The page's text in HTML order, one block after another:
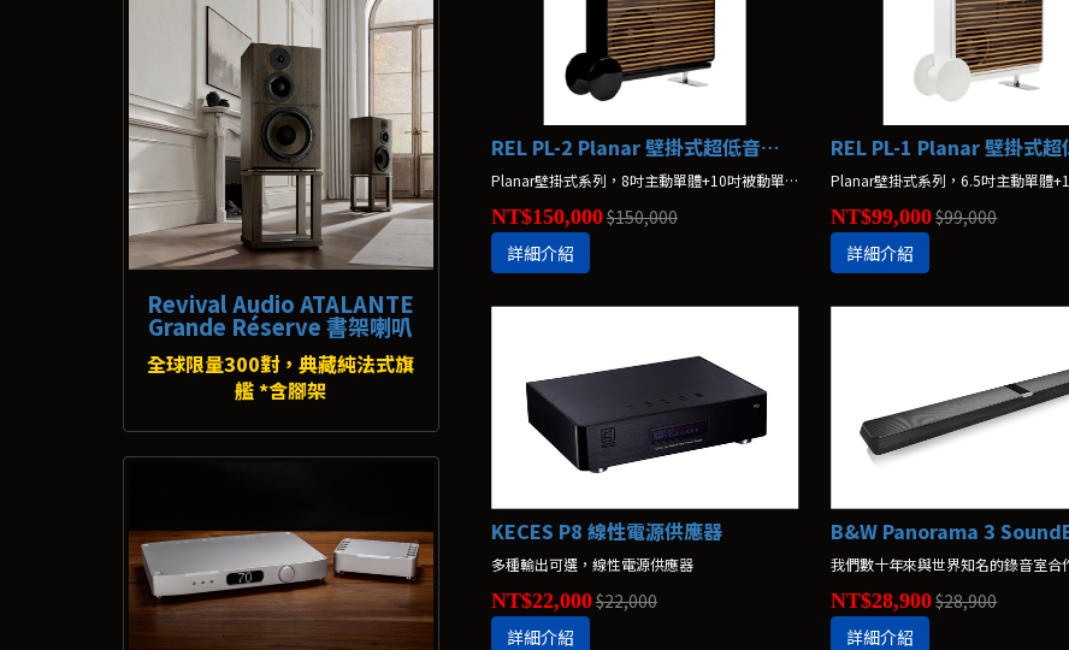
Revival Audio ATALANTE
Grande Réserve 書架喇叭
全球限量300對，典藏純法式旗
艦 *含腳架
REL PL-2 Planar 壁掛式超低音喇叭
Planar壁掛式系列，8吋主動單體+10吋被動單體
NT$150,000$150,000
詳細介紹
NT$99,000$99,000
詳細介紹
KECES P8 線性電源供應器
多種輸出可選，線性電源供應器
NT$22,000$22,000
詳細介紹
NT$28,900$28,900
詳細介紹